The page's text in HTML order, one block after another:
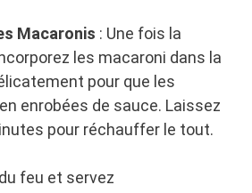
Macaronis : Une fois la
les macaroni dans la
pour que les
enrobées de sauce. Laissez
pour réchauffer le tout.
feu et servez